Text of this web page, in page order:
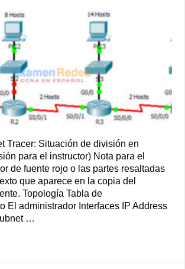
Tracer: Situación de división en
para el instructor) Nota para el
de fuente rojo o las partes resaltadas
que aparece en la copia del
Topología Tabla de
El administrador Interfaces IP Address
…